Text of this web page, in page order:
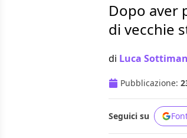
Dopo aver
di vecchie
di Luca
Pubblicazione:
Seguici su